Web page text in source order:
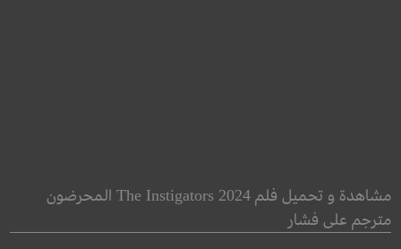
مغامرة
البضائع
مشاهدة و تحميل فلم The Instigators 2024 المحرضون
مترجم على فشار